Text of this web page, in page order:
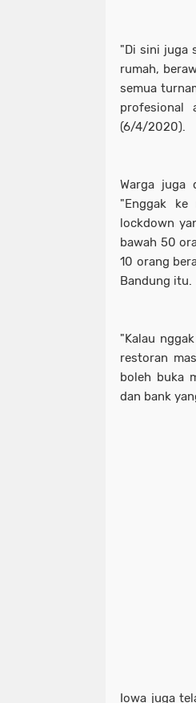
"Di sini juga
rumah,
semua
profesional
(6/4/2020).
Warga juga
"Enggak
lockdown
bawah 50
10 orang
Bandung itu.
"Kalau
restoran
boleh buka
dan bank
Iowa juga